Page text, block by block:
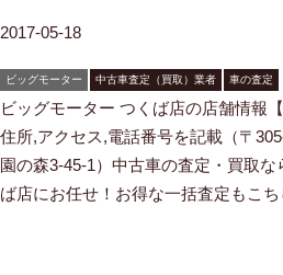
2017-05-18
ビッグモーター 中古車査定（買取）業者 車の査定
ビッグモーター つくば店の店舗情報
住所,アクセス,電話番号を記載（〒
園の森3-45-1）中古車の査定・買取な
ば店にお任せ！お得な一括査定もこち